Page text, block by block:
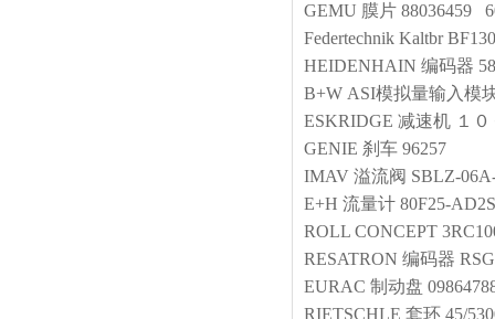
GEMU 膜片 88036459
Federtechnik Kaltbr
HEIDENHAIN 编码器
B+W ASI模拟量输入模
ESKRIDGE 减速机 １
GENIE 刹车 96257
IMAV 溢流阀 SBLZ-
E+H 流量计 80F25-
ROLL CONCEPT
RESATRON 编码器
EURAC 制动盘
RIETSCHLE 套环 45/